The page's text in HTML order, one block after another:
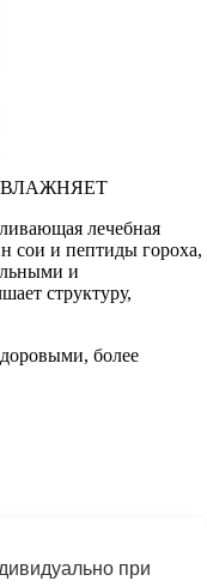
лечебная
сои и пептиды гороха,
и
структуру,
более
при